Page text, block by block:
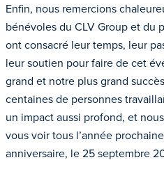
Enfin, nous remercions
bénévoles du CLV Group et du
ont consacré leur temps, leur
leur soutien pour faire de cet
grand et notre plus grand
centaines de personnes
un impact aussi profond, et
vous voir tous l’année
anniversaire, le 25 septembre